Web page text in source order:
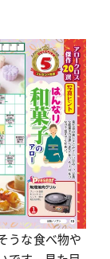
うな食べ物や